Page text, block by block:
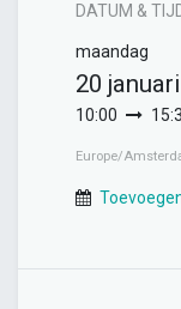
DATUM &
maandag
20
10:00
Europe/